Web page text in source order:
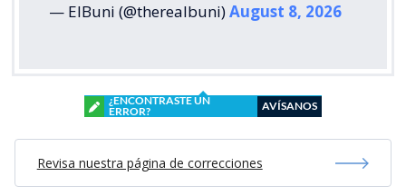
— ElBuni (@therealbuni)August 8, 2026
¿ENCONTRASTE UN
ERROR?
AVÍSANOS
Revisa nuestra página de correcciones